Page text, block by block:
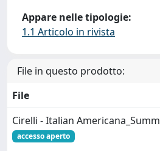
Appare nelle tipologie:
1.1 Articolo in rivista
File in questo prodotto:
File
Cirelli - Italian
accesso aperto